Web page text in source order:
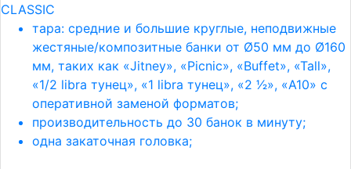
CLASSIC
тара: средние и большие круглые, неподвижные
жестяные/композитные банки от Ø50 мм до Ø160
мм, таких как «Jitney», «Picnic», «Buffet», «Tall»,
«1/2 libra тунец», «1 libra тунец», «2 1⁄2», «A10» с
оперативной заменой форматов;
производительность до 30 банок в минуту;
одна закаточная головка;